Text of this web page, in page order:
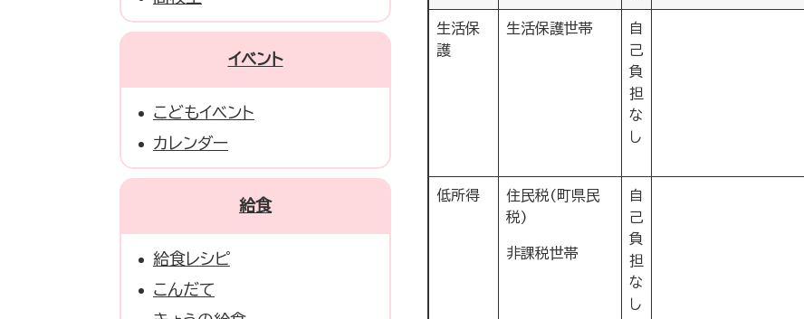
生活保
護
生活保護世帯
自
己
負
担
な
し
低所得
住民税(町県民
税)
非課税世帯
自
己
負
担
な
し
イベント
こどもイベント
カレンダー
給食
給食レシピ
こんだて